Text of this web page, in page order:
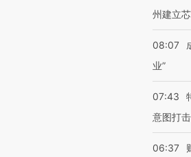
州建立
08:07
业”
07:43
意图打
06:37